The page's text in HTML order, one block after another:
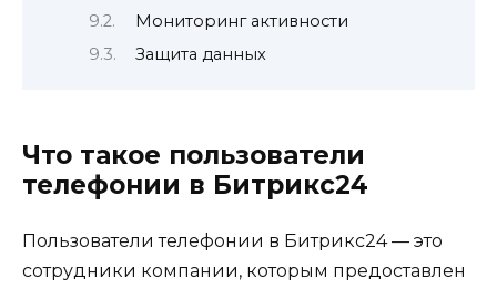
Мониторинг активности
Защита данных
Что такое пользователи
телефонии в Битрикс24
Пользователи телефонии в Битрикс24 — это
сотрудники компании, которым предоставлен